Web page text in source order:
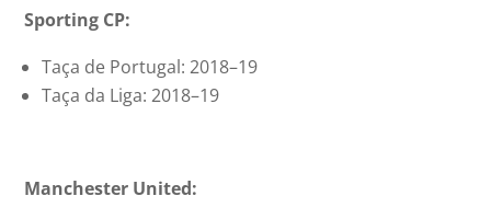
Sporting CP:
Taça de Portugal: 2018–19
Taça da Liga: 2018–19
Manchester United: